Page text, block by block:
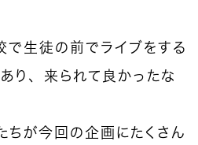
で生徒の前でライブをする
り、来られて良かったな
ちが今回の企画にたくさん